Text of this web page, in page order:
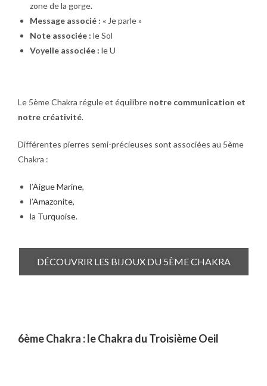
zone de la gorge.
Message associé : « Je parle »
Note associée : le Sol
Voyelle associée : le U
Le 5ème Chakra régule et équilibre notre communication et
notre créativité.
Différentes pierres semi-précieuses sont associées au 5ème
Chakra :
l’Aigue Marine,
l’Amazonite,
la Turquoise.
DÉCOUVRIR LES BIJOUX DU 5ÈME CHAKRA
6ème Chakra : le Chakra du Troisième Oeil